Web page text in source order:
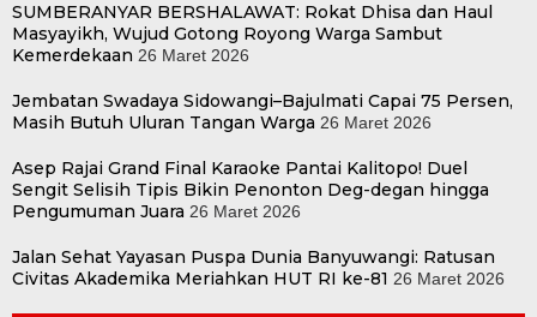
SUMBERANYAR BERSHALAWAT: Rokat Dhisa dan Haul
Masyayikh, Wujud Gotong Royong Warga Sambut
Kemerdekaan 26 Maret 2026
Jembatan Swadaya Sidowangi–Bajulmati Capai 75 Persen,
Masih Butuh Uluran Tangan Warga 26 Maret 2026
Asep Rajai Grand Final Karaoke Pantai Kalitopo! Duel
Sengit Selisih Tipis Bikin Penonton Deg-degan hingga
Pengumuman Juara 26 Maret 2026
Jalan Sehat Yayasan Puspa Dunia Banyuwangi: Ratusan
Civitas Akademika Meriahkan HUT RI ke-81 26 Maret 2026